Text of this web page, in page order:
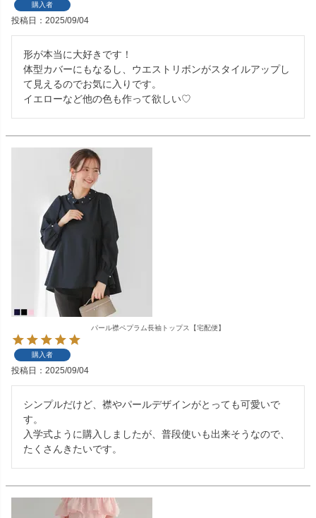
購入者
投稿日 2025/09/04
形が本当に大好きです！
体型カバーにもなるし、ウエストリボンがスタイルアップし
て見えるのでお気に入りです。
イエローなど他の色も作って欲しい♡
パール襟ペプラム長袖トップス【宅配便】
購入者
投稿日 2025/09/04
シンプルだけど、襟やパールデザインがとっても可愛いで
す。
入学式ように購入しましたが、普段使いも出来そうなので、
たくさんきたいです。